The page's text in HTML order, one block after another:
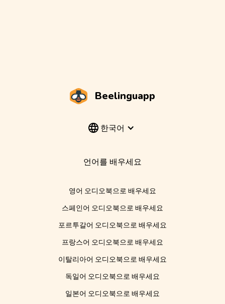
Beelinguapp
한국어
언어를 배우세요
영어 오디오북으로 배우세요
스페인어 오디오북으로 배우세요
포르투갈어 오디오북으로 배우세요
프랑스어 오디오북으로 배우세요
이탈리아어 오디오북으로 배우세요
독일어 오디오북으로 배우세요
일본어 오디오북으로 배우세요